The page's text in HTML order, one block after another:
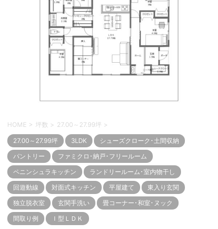
HOME > 坪数 > 27.00～27.99坪 >
27.00～27.99坪 3LDK
シューズクローク･土間収納
パントリー
ファミクロ･納戸･フリールーム
ペニンシュラキッチン
ランドリールーム･室内物干し
回遊動線
対面式キッチン 平屋建て
東入り玄関
独立脱衣室
玄関手洗い
畳コーナー･和室･ヌック
間取り例
Ｉ型ＬＤＫ